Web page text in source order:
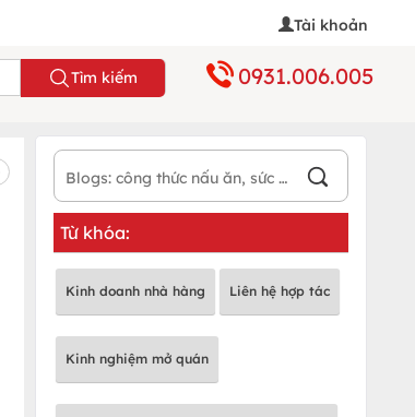
Tài khoản
Tìm kiếm 0931.006.005
Đặc sản vùng miền Dinh dưỡng
Blog
mới
nhất
Từ khóa:
Kinh doanh nhà hàng Liên hệ hợp tác
Kinh nghiệm mở quán